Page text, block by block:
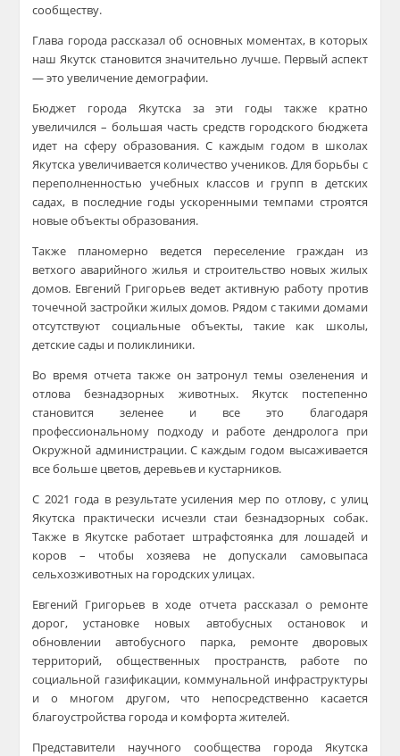
сообществу.
Глава города рассказал об основных моментах, в которых
наш Якутск становится значительно лучше. Первый аспект
— это увеличение демографии.
Бюджет города Якутска за эти годы также кратно
увеличился – большая часть средств городского бюджета
идет на сферу образования. С каждым годом в школах
Якутска увеличивается количество учеников. Для борьбы с
переполненностью учебных классов и групп в детских
садах, в последние годы ускоренными темпами строятся
новые объекты образования.
Также планомерно ведется переселение граждан из
ветхого аварийного жилья и строительство новых жилых
домов. Евгений Григорьев ведет активную работу против
точечной застройки жилых домов. Рядом с такими домами
отсутствуют социальные объекты, такие как школы,
детские сады и поликлиники.
Во время отчета также он затронул темы озеленения и
отлова безнадзорных животных. Якутск постепенно
становится зеленее и все это благодаря
профессиональному подходу и работе дендролога при
Окружной администрации. С каждым годом высаживается
все больше цветов, деревьев и кустарников.
С 2021 года в результате усиления мер по отлову, с улиц
Якутска практически исчезли стаи безнадзорных собак.
Также в Якутске работает штрафстоянка для лошадей и
коров – чтобы хозяева не допускали самовыпаса
сельхозживотных на городских улицах.
Евгений Григорьев в ходе отчета рассказал о ремонте
дорог, установке новых автобусных остановок и
обновлении автобусного парка, ремонте дворовых
территорий, общественных пространств, работе по
социальной газификации, коммунальной инфраструктуры
и о многом другом, что непосредственно касается
благоустройства города и комфорта жителей.
Представители научного сообщества города Якутска